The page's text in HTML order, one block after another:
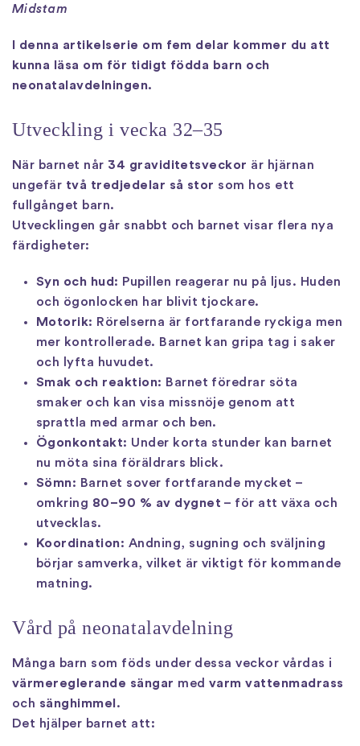
Midstam
I denna artikelserie om fem delar kommer du att
kunna läsa om för tidigt födda barn och
neonatalavdelningen.
Utveckling i vecka 32–35
När barnet når 34 graviditetsveckor är hjärnan
ungefär två tredjedelar så stor som hos ett
fullgånget barn.
Utvecklingen går snabbt och barnet visar flera nya
färdigheter:
Syn och hud: Pupillen reagerar nu på ljus. Huden
och ögonlocken har blivit tjockare.
Motorik: Rörelserna är fortfarande ryckiga men
mer kontrollerade. Barnet kan gripa tag i saker
och lyfta huvudet.
Smak och reaktion: Barnet föredrar söta
smaker och kan visa missnöje genom att
sprattla med armar och ben.
Ögonkontakt: Under korta stunder kan barnet
nu möta sina föräldrars blick.
Sömn: Barnet sover fortfarande mycket –
omkring 80–90 % av dygnet – för att växa och
utvecklas.
Koordination: Andning, sugning och sväljning
börjar samverka, vilket är viktigt för kommande
matning.
Vård på neonatalavdelning
Många barn som föds under dessa veckor vårdas i
värmereglerande sängar med varm vattenmadrass
och sänghimmel .
Det hjälper barnet att: